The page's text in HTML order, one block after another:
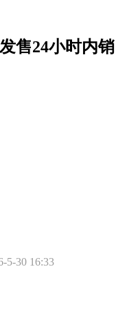
售24小时内销
5-30 16:33